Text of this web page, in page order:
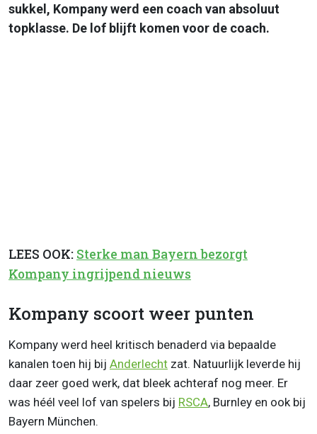
sukkel, Kompany werd een coach van absoluut
topklasse. De lof blijft komen voor de coach.
LEES OOK: Sterke man Bayern bezorgt
Kompany ingrijpend nieuws
Kompany scoort weer punten
Kompany werd heel kritisch benaderd via bepaalde
kanalen toen hij bij Anderlecht zat. Natuurlijk leverde hij
daar zeer goed werk, dat bleek achteraf nog meer. Er
was héél veel lof van spelers bij RSCA, Burnley en ook bij
Bayern München.